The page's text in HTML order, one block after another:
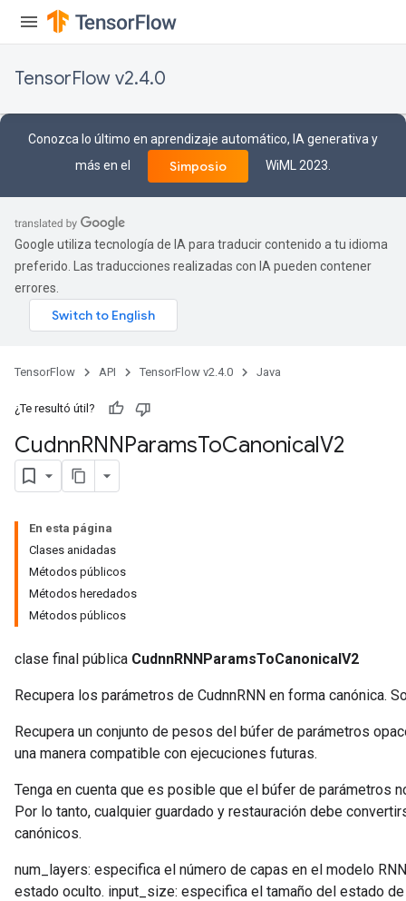
TensorFlow v2.4.0
Conozca lo último en aprendizaje automático, IA generativa y
más en el
Simposio WiML 2023.
Google utiliza tecnología de IA para traducir contenido a tu idioma
preferido. Las traducciones realizadas con IA pueden contener
errores.
TensorFlow API TensorFlow v2.4.0 Java
¿Te resultó útil?
CudnnRNNParamsToCanonicalV2
En esta página
Clases anidadas
Métodos públicos
Métodos heredados
Métodos públicos
clase final pública CudnnRNNParamsToCanonicalV2
Recupera los parámetros de CudnnRNN en forma canónica.
Recupera un conjunto de pesos del búfer de parámetros
una manera compatible con ejecuciones futuras.
Tenga en cuenta que es posible que el búfer de parámetros
Por lo tanto, cualquier guardado y restauración debe
canónicos.
num_layers: especifica el número de capas en el modelo
estado oculto. input_size: especifica el tamaño del estado